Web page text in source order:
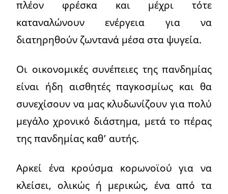
πλέον φρέσκα και μέχρι τότε
καταναλώνουν ενέργεια για να
διατηρηθούν ζωντανά μέσα στα ψυγεία.
Οι οικονομικές συνέπειες της πανδημίας
είναι ήδη αισθητές παγκοσμίως και θα
συνεχίσουν να μας κλυδωνίζουν για πολύ
μεγάλο χρονικό διάστημα, μετά το πέρας
της πανδημίας καθ’ αυτής.
Αρκεί ένα κρούσμα κορωνοϊού για να
κλείσει, ολικώς ή μερικώς, ένα από τα